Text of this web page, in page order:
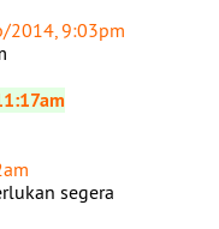
2014, 9:03pm
segera